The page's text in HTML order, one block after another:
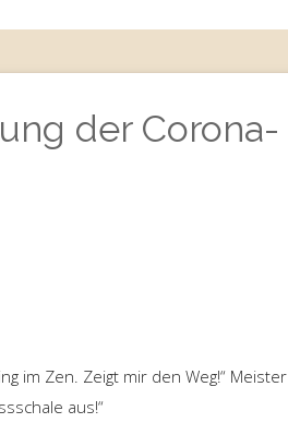
der Corona-
im Zen. Zeigt mir den Weg!“ Meister
aus!“